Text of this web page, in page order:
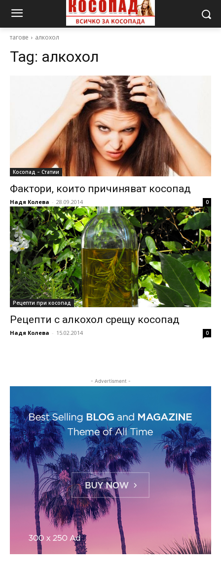
тагове алкохол
Tag: алкохол
Косопад – Статии
Фактори, които причиняват косопад
Надя Колева - 28.09.2014 0
Рецепти при косопад
Рецепти с алкохол срещу косопад
Надя Колева - 15.02.2014 0
- Advertisment -